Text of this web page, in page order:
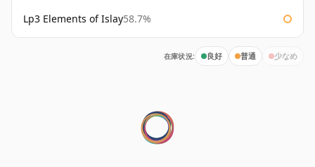
Lp3 Elements of Islay58.7%
在庫状況: 良好 普通 少なめ